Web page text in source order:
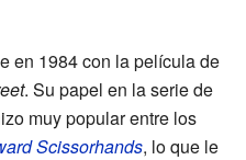
en 1984 con la película de
. Su papel en la serie de
muy popular entre los
Scissorhands, lo que le